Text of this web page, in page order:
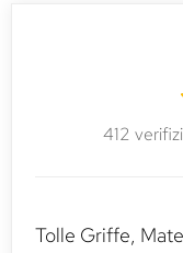
412
Tolle Griffe,